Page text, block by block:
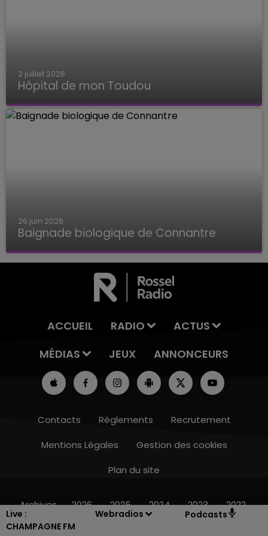
Live :
CHAMPAGNE FM
Webradios Podcasts
16h00 - 20h00
2 juillet 2026
Hôpital de mon Toudou
Hôpital de mon Toudou
26 juin 2026
Baignade biologique de Connantre
Baignade biologique de Connantre
ACCUEIL RADIO
ACTUS
MÉDIAS
JEUX ANNONCEURS
Contacts Règlements
Recrutement
Mentions Légales
Gestion des cookies
Plan du site
Archives 2026 2025 2024 2023 2022